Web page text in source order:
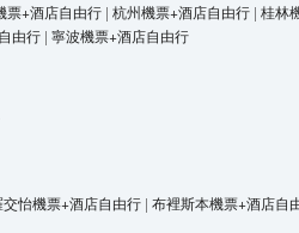
票+酒店自由行 | 杭州機票+酒店自由行 | 桂林
由行 | 寧波機票+酒店自由行
怡機票+酒店自由行 | 布裡斯本機票+酒店自